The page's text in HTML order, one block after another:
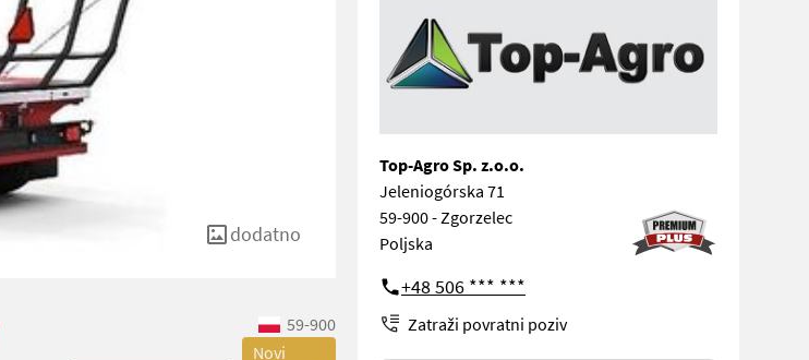
dodatno
59-900
Novi
Top-Agro Sp. z.o.o.
Jeleniogórska 71
59-900 - Zgorzelec
Poljska
+48 506 *** ***
Zatraži povratni poziv